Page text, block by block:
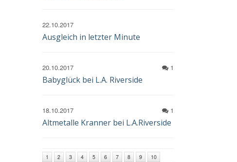
22.10.2017
Ausgleich in letzter Minute
1
20.10.2017
Babyglück bei L.A. Riverside
1
18.10.2017
Altmetalle Kranner bei L.A.Riverside
1 2 3 4 5 6 7 8 9
10